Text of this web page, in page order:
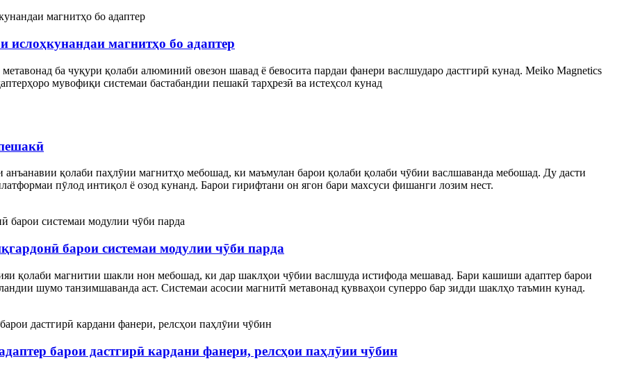
магнитҳо бо адаптер
ба чуқури қолаби алюминий овезон шавад ё бевосита пардаи фанери васлшударо дастгирӣ кунад. Meiko Magnetics
мувофиқи системаи бастабандии пешакӣ тарҳрезӣ ва истеҳсол кунад
қолаби паҳлӯии магнитҳо мебошад, ки маъмулан барои қолаби қолаби чӯбии васлшаванда мебошад. Ду дасти
пӯлод интиқол ё озод кунанд. Барои гирифтани он ягон бари махсуси фишанги лозим нест.
барои системаи модулии чӯби парда
қолаби магнитии шакли нон мебошад, ки дар шаклҳои чӯбии васлшуда истифода мешавад. Бари кашиши адаптер барои
шумо танзимшаванда аст. Системаи асосии магнитӣ метавонад қувваҳои суперро бар зидди шаклҳо таъмин кунад.
барои дастгирӣ кардани фанери, релсҳои паҳлӯии чӯбин